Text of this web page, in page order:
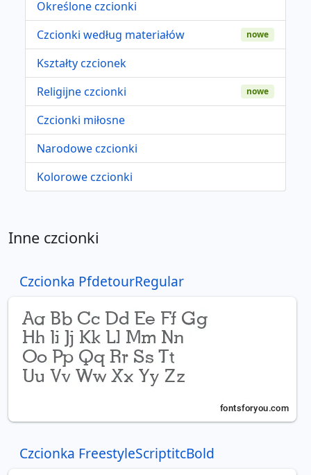
Określone czcionki
Czcionki według materiałów
nowe
Kształty czcionek
Religijne czcionki
nowe
Czcionki miłosne
Narodowe czcionki
Kolorowe czcionki
Inne czcionki
Czcionka PfdetourRegular
Czcionka FreestyleScriptitcBold